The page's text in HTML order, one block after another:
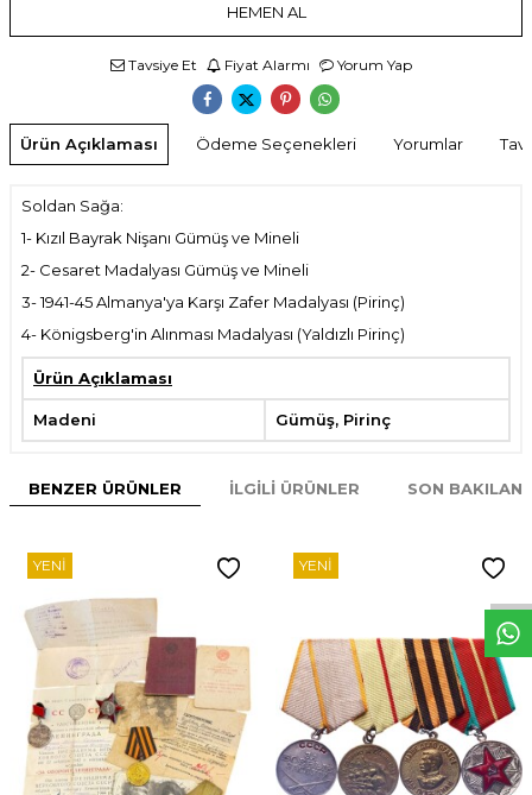
W
h
t
s
p
p
D
e
s
e
H
a
t
t
HEMEN AL
Tavsiye Et Fiyat Alarmı Yorum Yap
Ürün Açıklaması Ödeme Seçenekleri Yorumlar
Soldan Sağa:
1- Kızıl Bayrak Nişanı Gümüş ve Mineli
2- Cesaret Madalyası Gümüş ve Mineli
3- 1941-45 Almanya'ya Karşı Zafer Madalyası (Pirinç)
4- Königsberg'in Alınması Madalyası (Yaldızlı Pirinç)
Ürün Açıklaması
Madeni Gümüş, Pirinç
BENZER ÜRÜNLER İLGILI ÜRÜNLER SON
YENI YENI